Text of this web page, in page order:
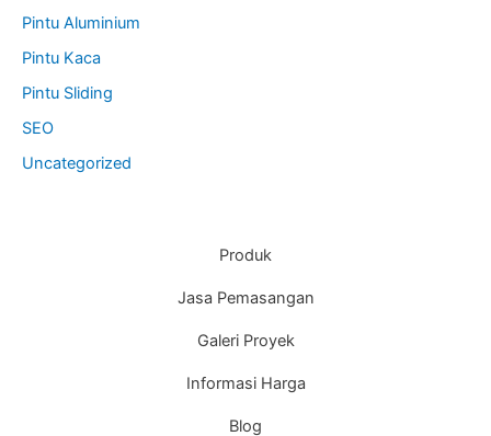
Pintu Aluminium
Pintu Kaca
Pintu Sliding
SEO
Uncategorized
Produk
Jasa Pemasangan
Galeri Proyek
Informasi Harga
Blog